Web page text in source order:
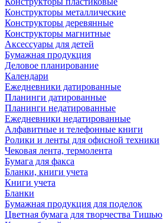
Конструкторы металлические
Конструкторы деревянные
Конструкторы магнитные
Аксессуары для детей
Бумажная продукция
Деловое планирование
Календари
Ежедневники датированные
Планинги датированные
Планинги недатированные
Ежедневники недатированные
Алфавитные и телефонные книги
Ролики и ленты для офисной техники
Чековая лента, термолента
Бумага для факса
Бланки, книги учета
Книги учета
Бланки
Бумажная продукция для поделок
Цветная бумага для творчества Тишью